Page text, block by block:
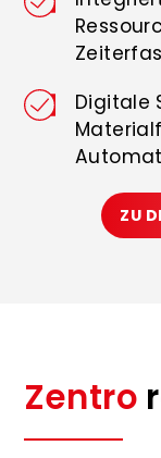
Digitale
ZU
Zentro